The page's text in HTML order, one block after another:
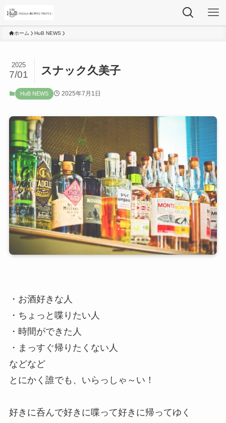
ホーム HuB NEWS
スナック久美子
2025
7/01
HuB NEWS 2025年7月1日
・お酒好きな人
・ちょっと喋りたい人
・時間ができた人
・まっすぐ帰りたくない人
などなど
とにかく誰でも、いらっしゃ～い！
好きに呑んで好きに喋って好きに帰ってゆく